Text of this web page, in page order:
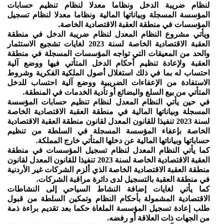
لنظام ضريبة الدخل ونظاما معدلا لنظام تنظيم حسابات
المؤسسة المسجلة وبياناتها المالية ونظاما معدلا لنظام تسجيل
المؤسسات في منطقة العقبة الاقتصادية الخاصة.
ويأتي مشروع النظام المعدل لنظام ضريبة الدخل في منطقة
العقبة الاقتصادية الخاصة لسنة 2023 لغايات تشجيع الاستثمار
والحد من المعيقات التي تواجه المؤسسات المسجلة في منطقة
العقبة ولإعادة تنظيم أحكام الدخل المتأتي فيها ووضع آلية
احتساب له بما في ذلك استغلال أصول الملكية الفكرية وشروط
الاستفادة من الإعفاءات الضريبية ووضع آلية احتساب للدخل
المتأتي من بيع السلع والبضائع أو تأدية الخدمات في المنطقة.
في حين يأتي النظام المعدل لنظام تنظيم حسابات المؤسسة
المسجلة وبياناتها المالية في منطقة العقبة الاقتصادية الخاصة
لسنة 2023 تنفيذا للقانون المعدل لقانون منطقة العقبة الاقتصادية
الخاصة بإعفاء المؤسسة المسجلة في السلطة من تنظيم
حساباتها وبياناتها المالية عن دخلها المتأتي خارج المملكة.
كما يأتي النظام المعدل لنظام تسجيل المؤسسات في منطقة
العقبة الاقتصادية الخاصة لسنة 2023 تنفيذا للقانون المعدل لقانون
منطقة العقبة الاقتصادية الخاصة الذي ألزم الشركات غير الأردنية
في منطقة العقبة بالتسجيل لدى دائرة مراقبة الشركات.
كما يأتي لغايات إضافة النشاط السياحي إلى النشاطات
الاقتصادية المشمولة بأحكام النظام وتمكين السلطة من قبول
طلب إعادة تسجيل المؤسسة الملغاة حكما بعد تقديم براءة ذمة
من الجهات ذات العلاقة أو رفضه.